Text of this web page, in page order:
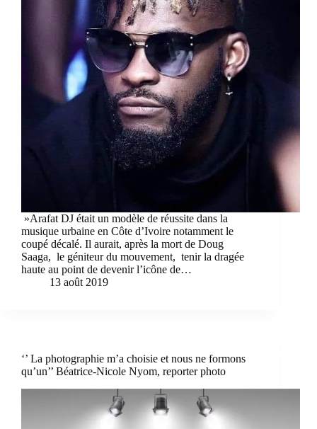
»Arafat DJ était un modèle de réussite dans la
musique urbaine en Côte d’Ivoire notamment le
coupé décalé. Il aurait, après la mort de Doug
Saaga, le géniteur du mouvement, tenir la dragée
haute au point de devenir l’icône de…
13 août 2019
‘’ La photographie m’a choisie et nous ne formons
qu’un’’ Béatrice-Nicole Nyom, reporter photo